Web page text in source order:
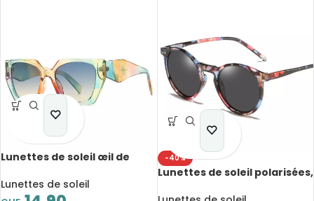
Lunettes de soleil œil de
UV400
Lunettes de soleil
-40%
Lunettes de soleil polarisées,